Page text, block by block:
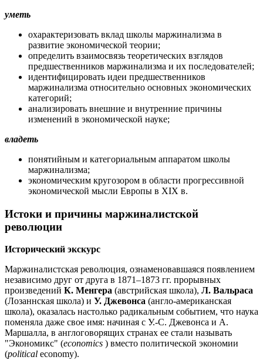
уметь
охарактеризовать вклад школы маржинализма в
развитие экономической теории;
определить взаимосвязь теоретических взглядов
предшественников маржинализма и их последователей;
идентифицировать идеи предшественников
маржинализма относительно основных экономических
категорий;
анализировать внешние и внутренние причины
изменений в экономической науке;
владеть
понятийным и категориальным аппаратом школы
маржинализма;
экономическим кругозором в области прогрессивной
экономической мысли Европы в XIX в.
Истоки и причины маржиналистской
революции
Исторический экскурс
Маржиналистская революция, ознаменовавшаяся появлением
независимо друг от друга в 1871–1873 гг. прорывных
произведений К. Менгера (австрийская школа), Л. Вальраса
(Лозаннская школа) и У. Джевонса (англо-американская
школа), оказалась настолько радикальным событием, что наука
поменяла даже свое имя: начиная с У.-С. Джевонса и А.
Маршалла, в англоговорящих странах ее стали называть
"Экономикс" (economics ) вместо политической экономии
(political economy).